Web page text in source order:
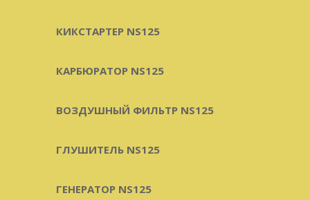
КИКСТАРТЕР NS125
КАРБЮРАТОР NS125
ВОЗДУШНЫЙ ФИЛЬТР NS125
ГЛУШИТЕЛЬ NS125
ГЕНЕРАТОР NS125